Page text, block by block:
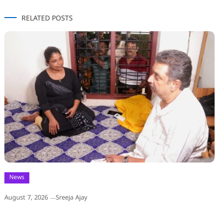
RELATED POSTS
News
August 7, 2026 Sreeja Ajay